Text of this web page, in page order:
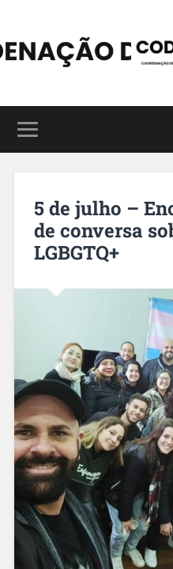
5 de julho –
de conversa
LGBGTQ+